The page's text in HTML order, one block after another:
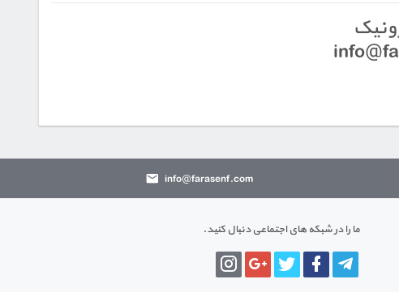
info@farasenf.com
ما را در شبکه های اجتماعی دنبال کنید.